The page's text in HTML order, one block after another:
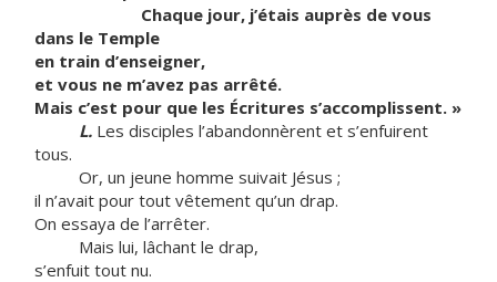
Chaque jour, j’étais auprès de vous
dans le Temple
en train d’enseigner,
et vous ne m’avez pas arrêté.
Mais c’est pour que les Écritures s’accomplissent. »
L. Les disciples l’abandonnèrent et s’enfuirent
tous.
Or, un jeune homme suivait Jésus ;
il n’avait pour tout vêtement qu’un drap.
On essaya de l’arrêter.
Mais lui, lâchant le drap,
s’enfuit tout nu.